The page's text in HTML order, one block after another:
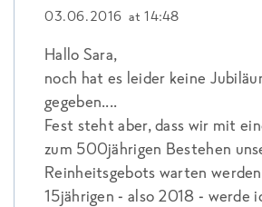
03.06.2016 at 14:48
Hallo Sara,
noch hat es leider keine
gegeben....
Fest steht aber, dass wir mit
zum 500jährigen Bestehen
Reinheitsgebots warten
15jährigen - also 2018 - werde